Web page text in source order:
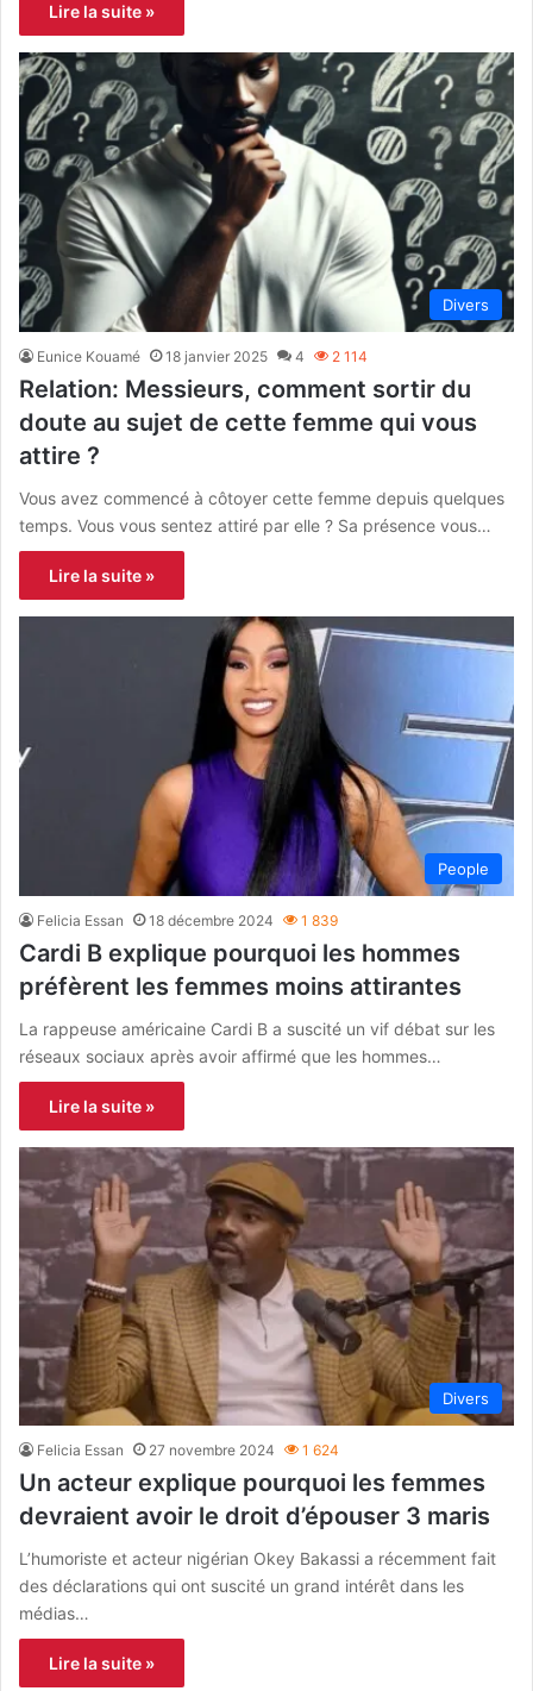
Lire la suite »
Divers
Eunice Kouamé 18 janvier 2025 4 2 114
Relation: Messieurs, comment sortir du
doute au sujet de cette femme qui vous
attire ?
Vous avez commencé à côtoyer cette femme depuis quelques
temps. Vous vous sentez attiré par elle ? Sa présence vous…
Lire la suite »
People
Felicia Essan 18 décembre 2024 1 839
Cardi B explique pourquoi les hommes
préfèrent les femmes moins attirantes
La rappeuse américaine Cardi B a suscité un vif débat sur les
réseaux sociaux après avoir affirmé que les hommes…
Lire la suite »
Divers
Felicia Essan 27 novembre 2024 1 624
Un acteur explique pourquoi les femmes
devraient avoir le droit d’épouser 3 maris
L’humoriste et acteur nigérian Okey Bakassi a récemment fait
des déclarations qui ont suscité un grand intérêt dans les
médias…
Lire la suite »